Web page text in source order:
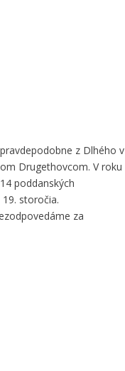
z Dlhého v
Drugethovcom. V roku
poddanských
storočia.
za